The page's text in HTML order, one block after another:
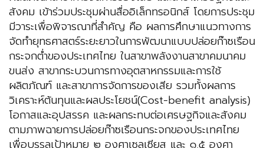
สังคม เข้าร่วมประชุมผ่านสื่ออิเล็กทรอนิกส์ โดยการประชุม
มีวาระเพื่อพิจารณาที่สำคัญ คือ ผลการศึกษาแนวทางการ
จัดทำยุทธศาสตร์ระยะยาวในการพัฒนาแบบปล่อยก๊าซเรือน
กระจกต่ำของประเทศไทย ในสาขาพลังงานสาขาคมนาคม
ขนส่ง สาขากระบวนการทางอุตสาหกรรมและการใช้
ผลิตภัณฑ์ และสาขาการจัดการของเสีย รวมทั้งผลการ
วิเคราะห์ต้นทุนและผลประโยชน์(Cost-benefit analysis)
โอกาสและอุปสรรค และผลกระทบต่อเศรษฐกิจและสังคม
ตามภาพฉายการปล่อยก๊าซเรือนกระจกของประเทศไทย
เพื่อบรรลุเป้าหมาย ๒ องศาเซลเซียส และ ๑.๕ องศา